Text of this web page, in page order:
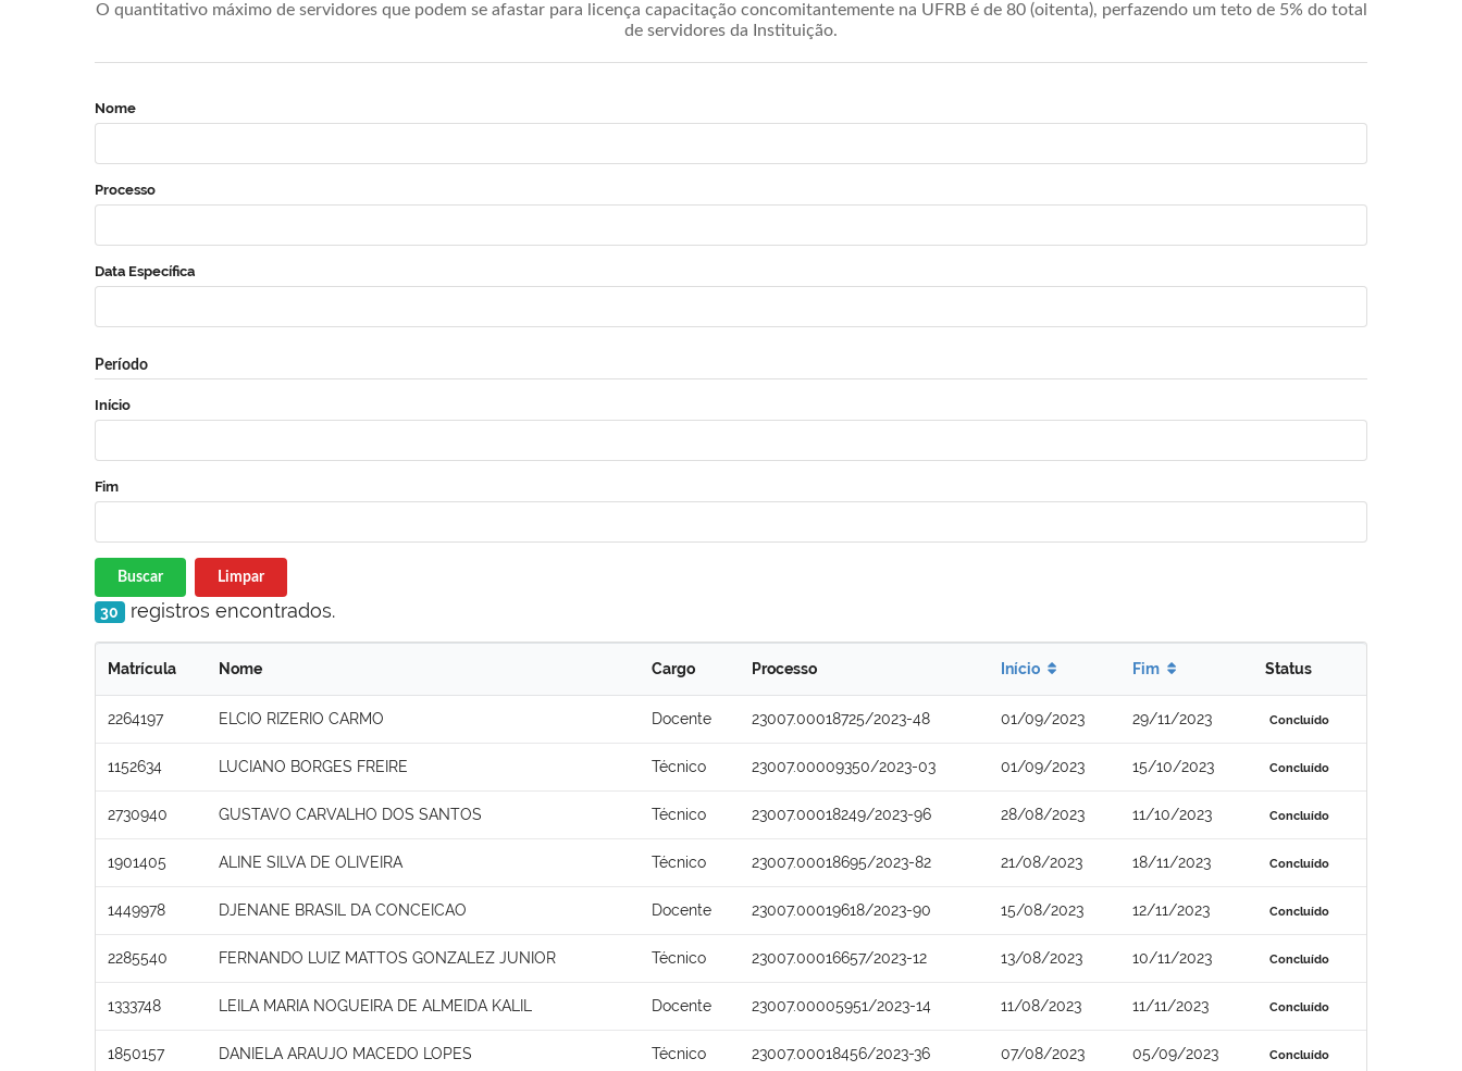
O quantitativo máximo de servidores que podem se afastar para licença capacitação concomitantemente na UFRB é de 80 (oitenta), perfazendo um teto de 5% do total
de servidores da Instituição.
Nome
Processo
Data Específica
Período
Início
Fim
Buscar Limpar
30 registros encontrados.
Matrícula Nome Cargo Processo Início Fim Status
2264197 ELCIO RIZERIO CARMO Docente 23007.00018725/2023-48 01/09/2023 29/11/2023 Concluído
1152634 LUCIANO BORGES FREIRE Técnico 23007.00009350/2023-03 01/09/2023 15/10/2023 Concluído
2730940 GUSTAVO CARVALHO DOS SANTOS Técnico 23007.00018249/2023-96 28/08/2023 11/10/2023 Concluído
1901405 ALINE SILVA DE OLIVEIRA Técnico 23007.00018695/2023-82 21/08/2023 18/11/2023 Concluído
1449978 DJENANE BRASIL DA CONCEICAO Docente 23007.00019618/2023-90 15/08/2023 12/11/2023 Concluído
2285540 FERNANDO LUIZ MATTOS GONZALEZ JUNIOR Técnico 23007.00016657/2023-12 13/08/2023 10/11/2023 Concluído
1333748 LEILA MARIA NOGUEIRA DE ALMEIDA KALIL Docente 23007.00005951/2023-14 11/08/2023 11/11/2023 Concluído
1850157 DANIELA ARAUJO MACEDO LOPES Técnico 23007.00018456/2023-36 07/08/2023 05/09/2023 Concluído